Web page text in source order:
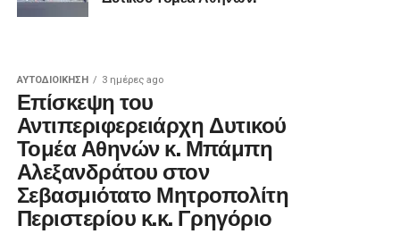
ΑΥΤΟΔΙΟΊΚΗΣΗ 3 ημέρες ago
Επίσκεψη του
Αντιπεριφερειάρχη Δυτικού
Τομέα Αθηνών κ. Μπάμπη
Αλεξανδράτου στον
Σεβασμιότατο Μητροπολίτη
Περιστερίου κ.κ. Γρηγόριο